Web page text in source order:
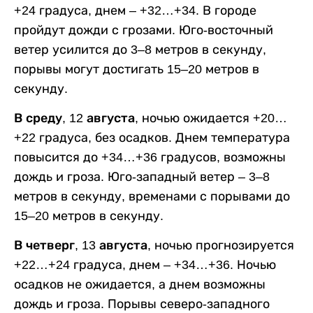
+24 градуса, днем – +32…+34. В городе
пройдут дожди с грозами. Юго-восточный
ветер усилится до 3–8 метров в секунду,
порывы могут достигать 15–20 метров в
секунду.
В среду, 12 августа, ночью ожидается +20…
+22 градуса, без осадков. Днем температура
повысится до +34…+36 градусов, возможны
дождь и гроза. Юго-западный ветер – 3–8
метров в секунду, временами с порывами до
15–20 метров в секунду.
В четверг, 13 августа, ночью прогнозируется
+22…+24 градуса, днем – +34…+36. Ночью
осадков не ожидается, а днем возможны
дождь и гроза. Порывы северо-западного